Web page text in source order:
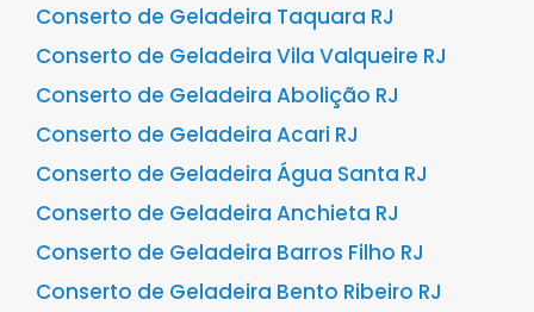
Conserto de Geladeira Taquara RJ
Conserto de Geladeira Vila Valqueire RJ
Conserto de Geladeira Abolição RJ
Conserto de Geladeira Acari RJ
Conserto de Geladeira Água Santa RJ
Conserto de Geladeira Anchieta RJ
Conserto de Geladeira Barros Filho RJ
Conserto de Geladeira Bento Ribeiro RJ